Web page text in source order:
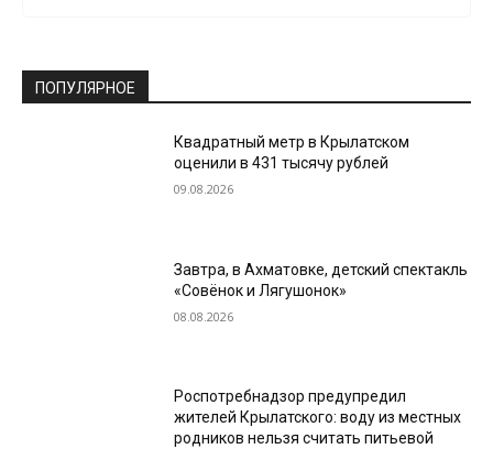
ПОПУЛЯРНОЕ
Квадратный метр в Крылатском
оценили в 431 тысячу рублей
09.08.2026
Завтра, в Ахматовке, детский спектакль
«Совёнок и Лягушонок»
08.08.2026
Роспотребнадзор предупредил
жителей Крылатского: воду из местных
родников нельзя считать питьевой